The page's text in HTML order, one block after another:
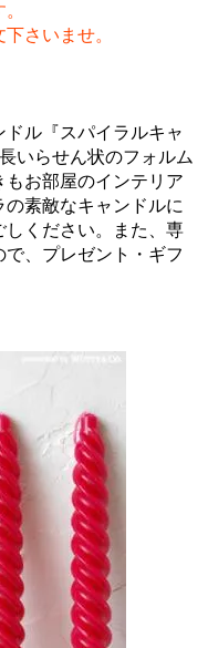
さいませ。
ル『スパイラルキャ
いらせん状のフォルム
お部屋のインテリア
素敵なキャンドルに
ください。また、専
、プレゼント・ギフ